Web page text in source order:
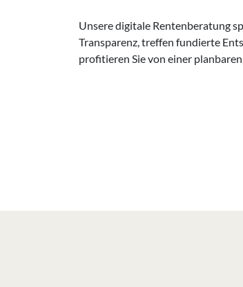
Unsere digitale Rentenberatung
Transparenz, treffen fundierte
profitieren Sie von einer